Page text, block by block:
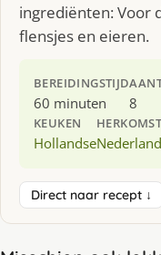
ingrediënten: Voor
flensjes en eieren.
BEREIDINGSTIJD
60 minuten 8
KEUKEN
Hollandse
HERKOMST
Nederland
Direct naar recept ↓